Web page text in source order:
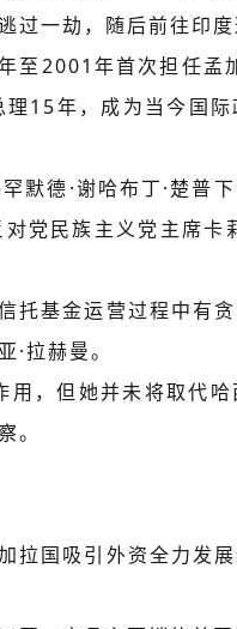
一劫，随后前往印度
2001年首次担任孟
15年，成为当今国
默德·谢哈布丁·楚普
党民族主义党主席卡
托基金运营过程中有
拉赫曼。
，但她并未将取代
。
国吸引外资全力发展